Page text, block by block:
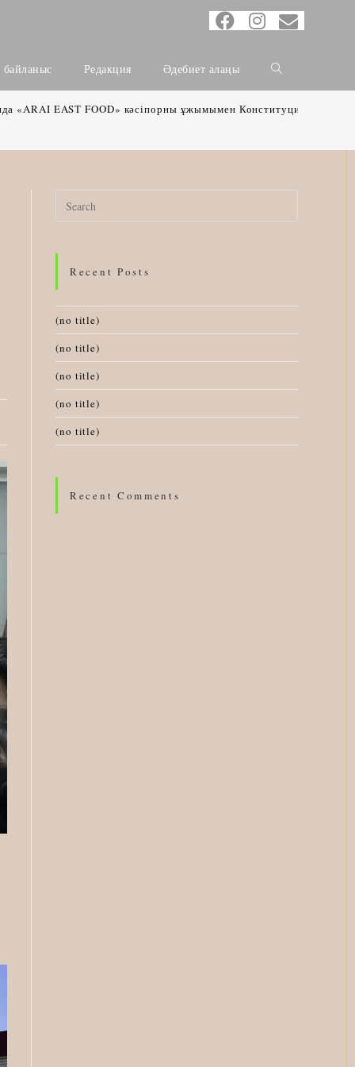
байланыс Редакция Әдебиет алаңы
«ARAI EAST FOOD» кәсіпорны ұжымымен Конституция жобасы
Recent Posts
(no title)
(no title)
(no title)
(no title)
(no title)
Recent Comments